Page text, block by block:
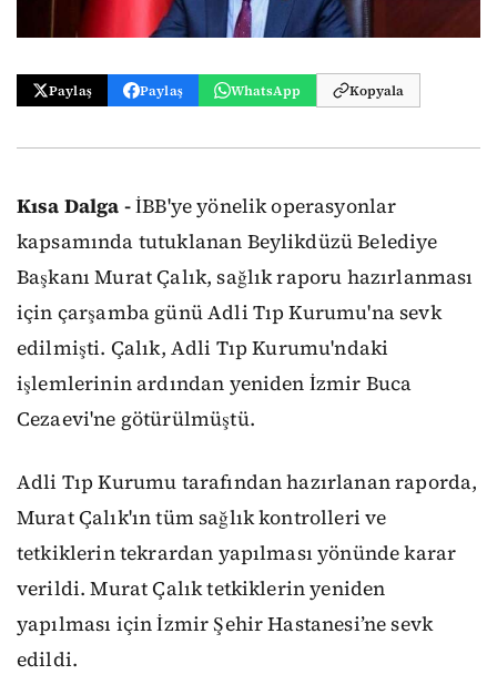
Paylaş Paylaş WhatsApp Kopyala
Kısa Dalga -İBB'ye yönelik operasyonlar
kapsamında tutuklanan Beylikdüzü Belediye
Başkanı Murat Çalık, sağlık raporu hazırlanması
için çarşamba günü Adli Tıp Kurumu'na sevk
edilmişti. Çalık, Adli Tıp Kurumu'ndaki
işlemlerinin ardından yeniden İzmir Buca
Cezaevi'ne götürülmüştü.
Adli Tıp Kurumu tarafından hazırlanan raporda,
Murat Çalık'ın tüm sağlık kontrolleri ve
tetkiklerin tekrardan yapılması yönünde karar
verildi. Murat Çalık tetkiklerin yeniden
yapılması için İzmir Şehir Hastanesi’ne sevk
edildi.